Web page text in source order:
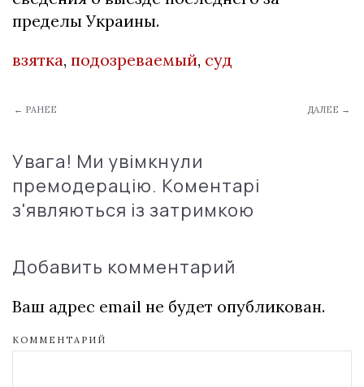
пределы Украины.
взятка, подозреваемый, суд
← РАНЕЕ ДАЛЕЕ →
Увага! Ми увімкнули
премодерацію. Коментарі
з'являються із затримкою
Добавить комментарий
Ваш адрес email не будет опубликован.
КОММЕНТАРИЙ